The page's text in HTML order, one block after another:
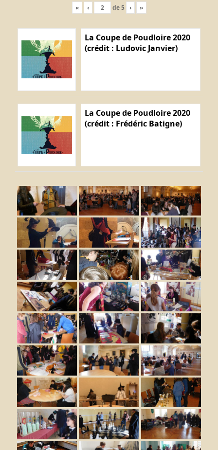
« ‹ de5 › »
La Coupe de Poudloire 2020
(crédit : Ludovic Janvier)
La Coupe de Poudloire 2020
(crédit : Frédéric Batigne)